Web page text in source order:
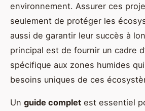
environnement. Assurer ces
seulement de protéger les
aussi de garantir leur succès à
principal est de fournir un cadre
spécifique aux zones humides
besoins uniques de ces
Un guide complet est essentiel